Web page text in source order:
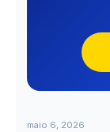
maio 6, 2026